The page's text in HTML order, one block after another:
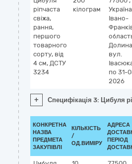
ріпчаста
свіжа,
рання,
першого
товарного
сорту, від
4 см, ДСТУ
3234
кілограм
Україна
Івано-
Долина
вул.
по 31-
2026
+ Специфікація 3: Цибуля
КОНКРЕТНА
НАЗВА
ПРЕДМЕТА
ЗАКУПІВЛІ
КІЛЬКІСТЬ
/
ОД.ВИМІРУ
АДРЕСА
ПЕРІОД